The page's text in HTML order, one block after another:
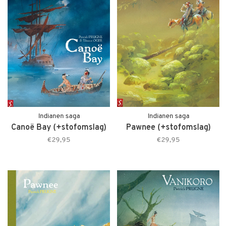
Indianen saga
Canoë Bay (+stofomslag)
€29,95
Indianen saga
Pawnee (+stofomslag)
€29,95